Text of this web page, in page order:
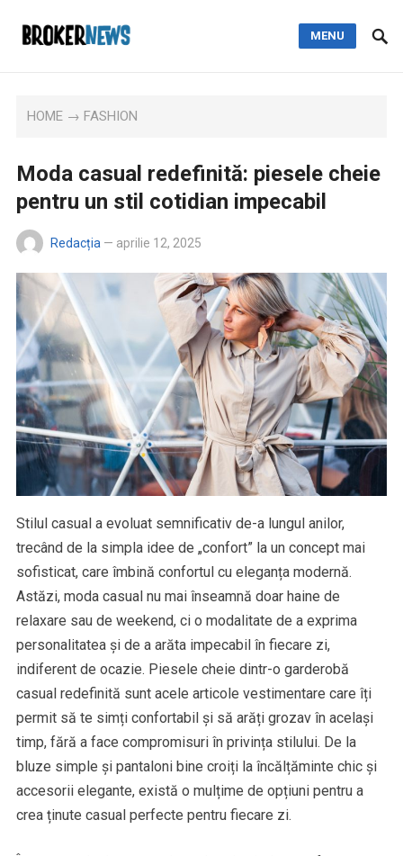
MENU
HOME →FASHION
Moda casual redefinită: piesele cheie
pentru un stil cotidian impecabil
Redacția — aprilie 12, 2025
Stilul casual a evoluat semnificativ de-a lungul anilor,
trecând de la simpla idee de „confort” la un concept mai
sofisticat, care îmbină confortul cu eleganța modernă.
Astăzi, moda casual nu mai înseamnă doar haine de
relaxare sau de weekend, ci o modalitate de a exprima
personalitatea și de a arăta impecabil în fiecare zi,
indiferent de ocazie. Piesele cheie dintr-o garderobă
casual redefinită sunt acele articole vestimentare care îți
permit să te simți confortabil și să arăți grozav în același
timp, fără a face compromisuri în privința stilului. De la
bluze simple și pantaloni bine croiți la încălțăminte chic și
accesorii elegante, există o mulțime de opțiuni pentru a
crea ținute casual perfecte pentru fiecare zi.